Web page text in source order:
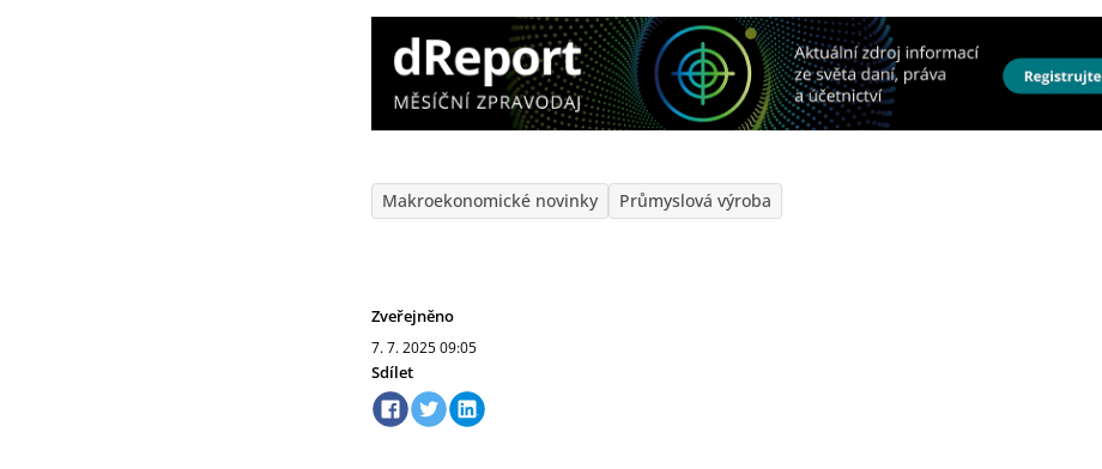
Makroekonomické novinky Průmyslová výroba
Zveřejněno
7. 7. 202509:05
Sdílet